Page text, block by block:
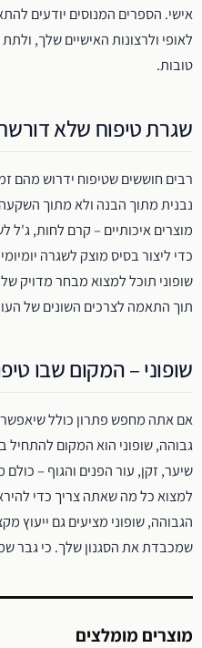
אישי. הספרים המנוסים יודעים
לאופי ולרצונות האישיים שלך,
טובות.
שגרת טיפוח שלא
רבים חוששים שטיפוח ידרוש מהם
נבנית מתוך הבנה ולא מתוך
מוצרים איכותיים – קרם לחות, ג'ל
כדי ליצור בסיס מוצק לשגרה
שופוני תוכל למצוא מבחר מדויק
תוך התאמה לצרכים השונים של
שופוני – המקום שבו
אם אתה מחפש פתרון כולל
גבוהה, שופוני הוא המקום להתחיל
שיער, זקן, עור הפנים והגוף –
למצוא כל מה שאתה צריך כדי
הגבוהה, שופוני מציעים גם ייעוץ
שמכבדת את הסגנון שלך. כי גבר
מוצרים מומלצים